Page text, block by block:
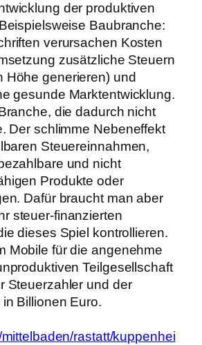
der produktiven
Baubranche:
verursachen Kosten
zusätzliche Steuern
Höhe generieren) und
gesunde Marktentwicklung.
die dadurch nicht
Der schlimme Nebeneffekt
Steuereinnahmen,
und nicht
Produkte oder
Dafür braucht man aber
steuer-finanzierten
dieses Spiel kontrollieren.
Mobile für die angenehme
Teilgesellschaft
Steuerzahler und der
Billionen Euro.
rastatt/kuppenhei